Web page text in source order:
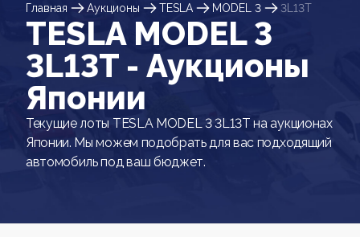
Главная Аукционы TESLA MODEL 3 3L13T
TESLA MODEL 3
3L13T - Аукционы
Японии
Текущие лоты TESLA MODEL 3 3L13T на аукционах
Японии. Мы можем подобрать для вас подходящий
автомобиль под ваш бюджет.